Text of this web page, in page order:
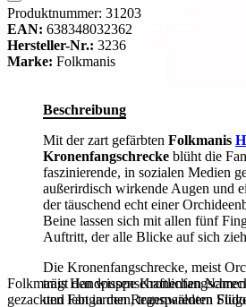
Folkmanis Handpuppe
gezackten Fangarmen, transparenten
Produktnummer: 31203
EAN: 638348032362
Hersteller-Nr.: 3236
Marke: Folkmanis
Beschreibung
Mit der zart gefärbten Folkmanis
Kronenfangschrecke blüht die
faszinierende, in sozialen Medien
außerirdisch wirkende Augen und
der täuschend echt einer
Beine lassen sich mit allen fünf
Auftritt, der alle Blicke auf sich
Die Kronenfangschrecke, meist
trägt den wissenschaftlichen
und lebt in den Regenwäldern